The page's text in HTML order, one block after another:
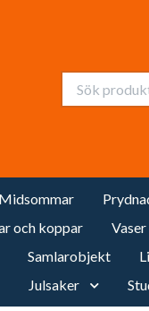
Midsommar
och koppar Vaser
Samlarobjekt
Julsaker